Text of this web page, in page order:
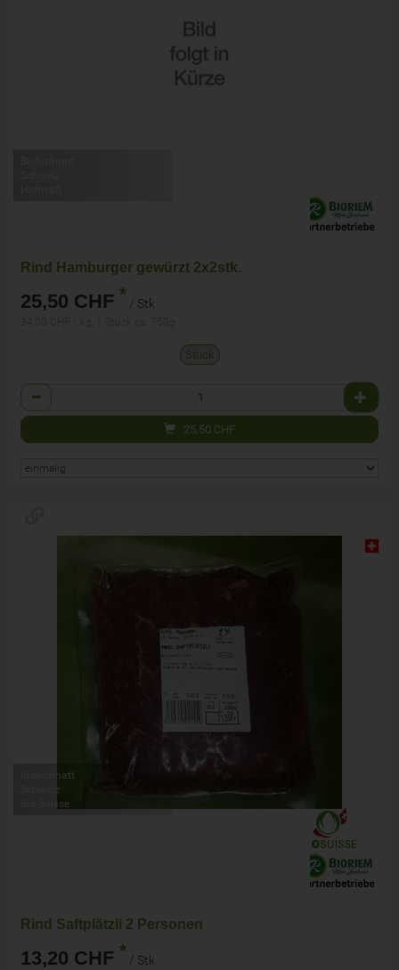
Rind Hamburger gewürzt 2x2stk.
25,50 CHF * / Stk
Stück
Anzahl
25,50 CHF
Biohofmatt
Schweiz
Bio-Suisse
Rind Saftplätzli 2 Personen
13,20 CHF * / Stk